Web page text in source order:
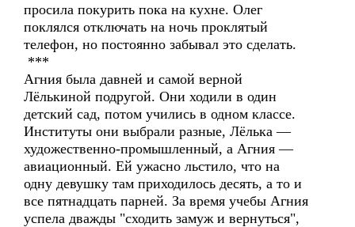
просила покурить пока на кухне. Олег
поклялся отключать на ночь проклятый
телефон, но постоянно забывал это сделать.
***
Агния была давней и самой верной
Лёлькиной подругой. Они ходили в один
детский сад, потом учились в одном классе.
Институты они выбрали разные, Лёлька —
художественно-промышленный, а Агния —
авиационный. Ей ужасно льстило, что на
одну девушку там приходилось десять, а то и
все пятнадцать парней. За время учебы Агния
успела дважды "сходить замуж и вернуться",